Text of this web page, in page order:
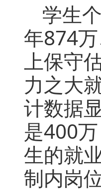
学生
年874
上保守
力之大
计数据
是400
生的就
制内岗